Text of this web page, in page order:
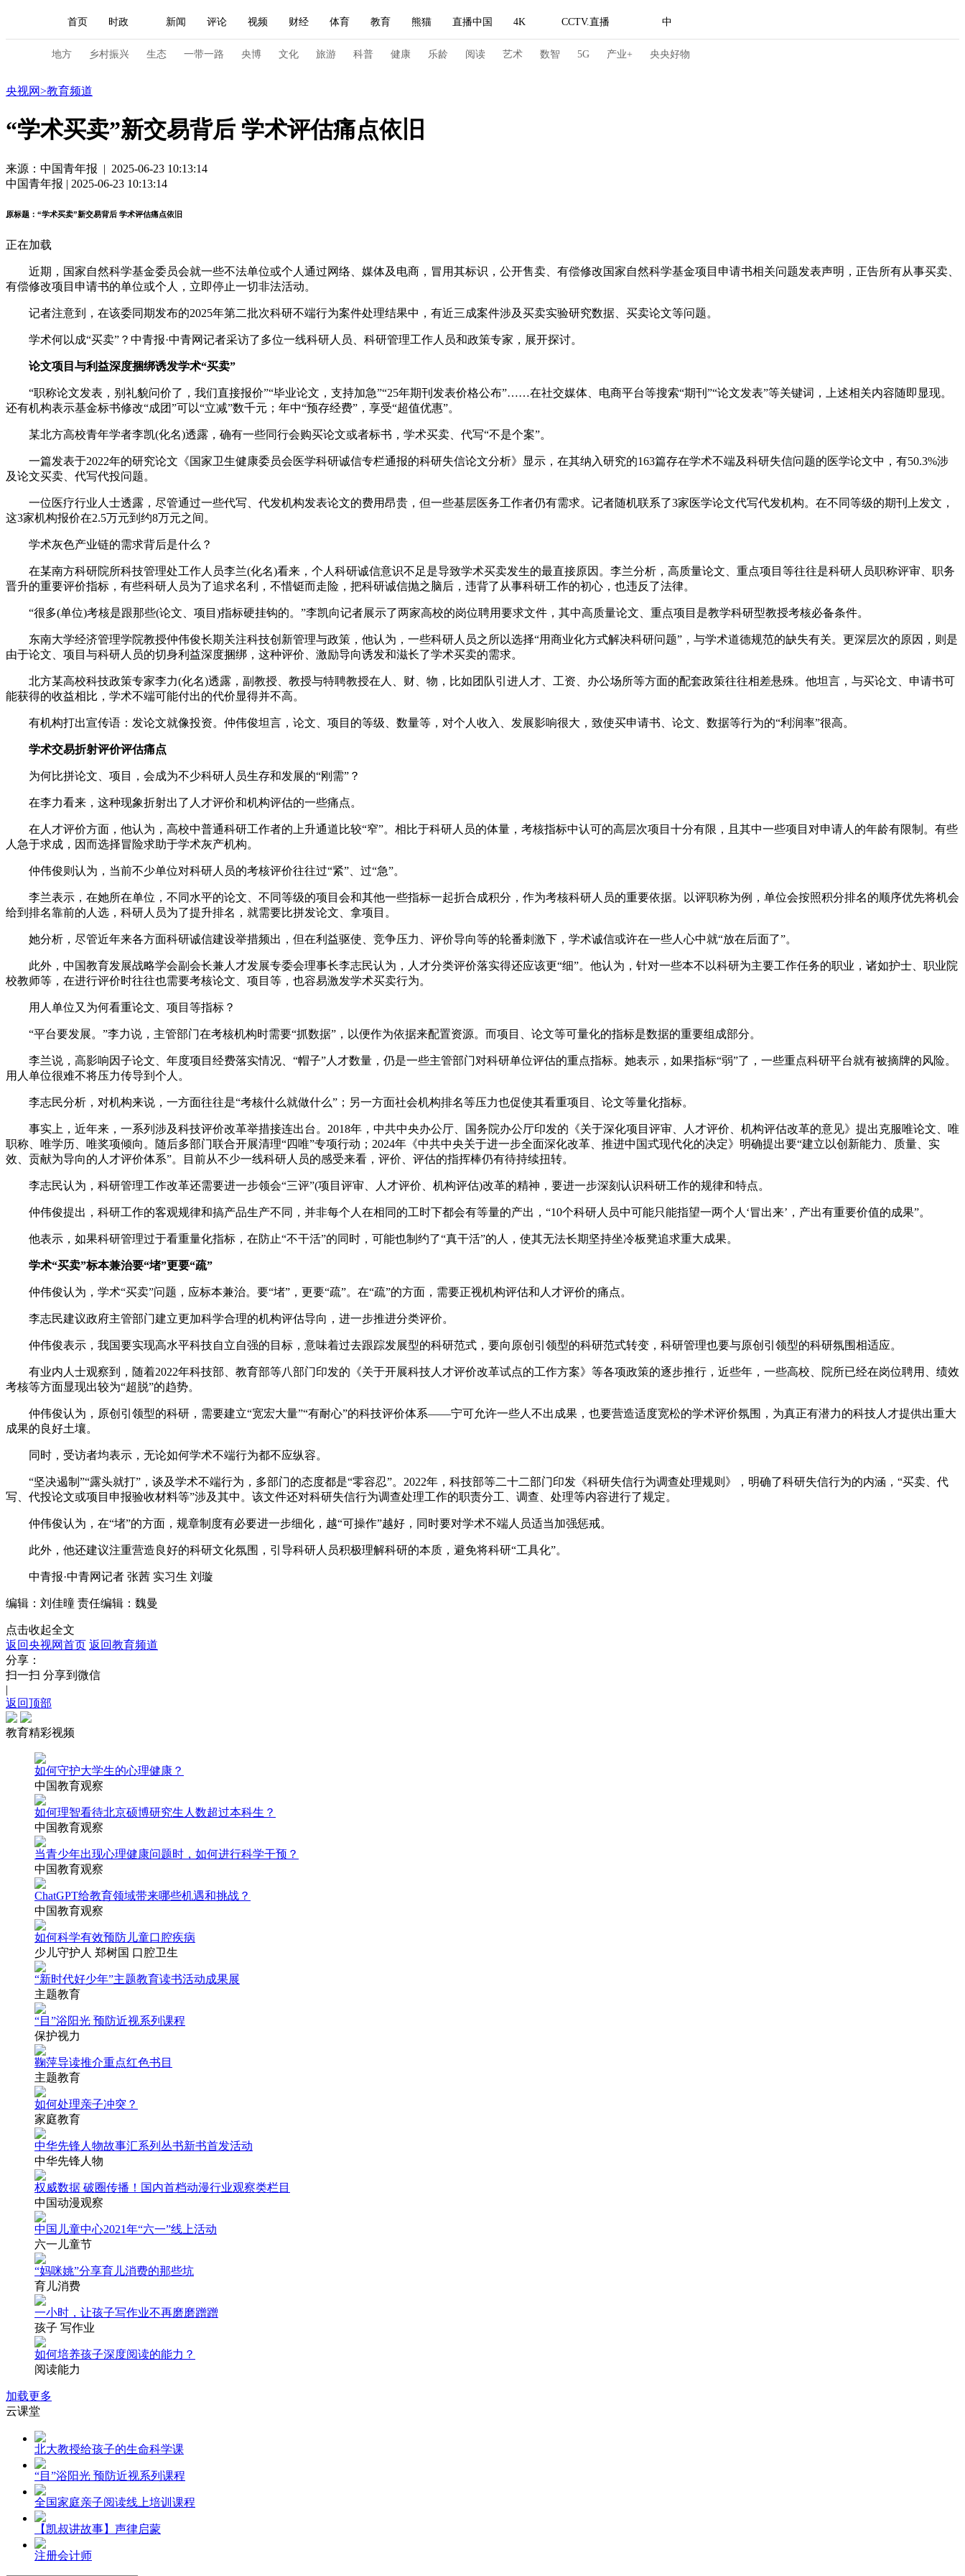
首页 时政 新闻 评论 视频 财经 体育 教育 熊猫 直播中国 4K CCTV.直播 中
人民领袖习近平 中国领导人 央视快评 习式妙语 热解读 天天学习
直播 栏目大全 节目单 听音 微视频 主持人 下载央视影音
海外频道 iPanda English Монгол
地方 乡村振兴 生态 一带一路 央博 文化 旅游 科普 健康 乐龄 阅读 艺术 数智 5G 产业+ 央央好物
新闻 国内 国际 评论
人民领袖习近平
体育 直播 竞猜 2026年世界杯 2026年冬奥会
VIP会员 CCTV奥林匹克频道 生活体育大会 体育江湖 文化体育 冰雪道路 足球道路
财经 教育 乡村振兴 生态环境 一带一路 央博 非遗 文化 旅游 科普 健康
大国智造 大国展会 大国保险
CCTV.节目官网 直播 节目单 栏目 片库 热播榜 总台企业白名单
央视网>教育频道
“学术买卖”新交易背后 学术评估痛点依旧
来源：中国青年报 | 2025-06-23 10:13:14
中国青年报 | 2025-06-23 10:13:14
原标题：“学术买卖”新交易背后 学术评估痛点依旧
正在加载
近期，国家自然科学基金委员会就一些不法单位或个人通过网络、媒体及电商，冒用其标识，公开售卖、有偿修改国家自然科学基金项目申请书相关问题发表声明，正告所有从事买卖、
有偿修改项目申请书的单位或个人，立即停止一切非法活动。
记者注意到，在该委同期发布的2025年第二批次科研不端行为案件处理结果中，有近三成案件涉及买卖实验研究数据、买卖论文等问题。
学术何以成“买卖”？中青报·中青网记者采访了多位一线科研人员、科研管理工作人员和政策专家，展开探讨。
论文项目与利益深度捆绑诱发学术“买卖”
“职称论文发表，别礼貌问价了，我们直接报价”“毕业论文，支持加急”“25年期刊发表价格公布”……在社交媒体、电商平台等搜索“期刊”“论文发表”等关键词，上述相关内容随即显现。
还有机构表示基金标书修改“成团”可以“立减”数千元；年中“预存经费”，享受“超值优惠”。
某北方高校青年学者李凯(化名)透露，确有一些同行会购买论文或者标书，学术买卖、代写“不是个案”。
一篇发表于2022年的研究论文《国家卫生健康委员会医学科研诚信专栏通报的科研失信论文分析》显示，在其纳入研究的163篇存在学术不端及科研失信问题的医学论文中，有50.3%涉
及论文买卖、代写代投问题。
一位医疗行业人士透露，尽管通过一些代写、代发机构发表论文的费用昂贵，但一些基层医务工作者仍有需求。记者随机联系了3家医学论文代写代发机构。在不同等级的期刊上发文，
这3家机构报价在2.5万元到约8万元之间。
学术灰色产业链的需求背后是什么？
在某南方科研院所科技管理处工作人员李兰(化名)看来，个人科研诚信意识不足是导致学术买卖发生的最直接原因。李兰分析，高质量论文、重点项目等往往是科研人员职称评审、职务
晋升的重要评价指标，有些科研人员为了追求名利，不惜铤而走险，把科研诚信抛之脑后，违背了从事科研工作的初心，也违反了法律。
“很多(单位)考核是跟那些(论文、项目)指标硬挂钩的。”李凯向记者展示了两家高校的岗位聘用要求文件，其中高质量论文、重点项目是教学科研型教授考核必备条件。
东南大学经济管理学院教授仲伟俊长期关注科技创新管理与政策，他认为，一些科研人员之所以选择“用商业化方式解决科研问题”，与学术道德规范的缺失有关。更深层次的原因，则是
由于论文、项目与科研人员的切身利益深度捆绑，这种评价、激励导向诱发和滋长了学术买卖的需求。
北方某高校科技政策专家李力(化名)透露，副教授、教授与特聘教授在人、财、物，比如团队引进人才、工资、办公场所等方面的配套政策往往相差悬殊。他坦言，与买论文、申请书可
能获得的收益相比，学术不端可能付出的代价显得并不高。
有机构打出宣传语：发论文就像投资。仲伟俊坦言，论文、项目的等级、数量等，对个人收入、发展影响很大，致使买申请书、论文、数据等行为的“利润率”很高。
学术交易折射评价评估痛点
为何比拼论文、项目，会成为不少科研人员生存和发展的“刚需”？
在李力看来，这种现象折射出了人才评价和机构评估的一些痛点。
在人才评价方面，他认为，高校中普通科研工作者的上升通道比较“窄”。相比于科研人员的体量，考核指标中认可的高层次项目十分有限，且其中一些项目对申请人的年龄有限制。有些
人急于求成，因而选择冒险求助于学术灰产机构。
仲伟俊则认为，当前不少单位对科研人员的考核评价往往过“紧”、过“急”。
李兰表示，在她所在单位，不同水平的论文、不同等级的项目会和其他一些指标一起折合成积分，作为考核科研人员的重要依据。以评职称为例，单位会按照积分排名的顺序优先将机会
给到排名靠前的人选，科研人员为了提升排名，就需要比拼发论文、拿项目。
她分析，尽管近年来各方面科研诚信建设举措频出，但在利益驱使、竞争压力、评价导向等的轮番刺激下，学术诚信或许在一些人心中就“放在后面了”。
此外，中国教育发展战略学会副会长兼人才发展专委会理事长李志民认为，人才分类评价落实得还应该更“细”。他认为，针对一些本不以科研为主要工作任务的职业，诸如护士、职业院
校教师等，在进行评价时往往也需要考核论文、项目等，也容易激发学术买卖行为。
用人单位又为何看重论文、项目等指标？
“平台要发展。”李力说，主管部门在考核机构时需要“抓数据”，以便作为依据来配置资源。而项目、论文等可量化的指标是数据的重要组成部分。
李兰说，高影响因子论文、年度项目经费落实情况、“帽子”人才数量，仍是一些主管部门对科研单位评估的重点指标。她表示，如果指标“弱”了，一些重点科研平台就有被摘牌的风险。
用人单位很难不将压力传导到个人。
李志民分析，对机构来说，一方面往往是“考核什么就做什么”；另一方面社会机构排名等压力也促使其看重项目、论文等量化指标。
事实上，近年来，一系列涉及科技评价改革举措接连出台。2018年，中共中央办公厅、国务院办公厅印发的《关于深化项目评审、人才评价、机构评估改革的意见》提出克服唯论文、唯
职称、唯学历、唯奖项倾向。随后多部门联合开展清理“四唯”专项行动；2024年《中共中央关于进一步全面深化改革、推进中国式现代化的决定》明确提出要“建立以创新能力、质量、实
效、贡献为导向的人才评价体系”。目前从不少一线科研人员的感受来看，评价、评估的指挥棒仍有待持续扭转。
李志民认为，科研管理工作改革还需要进一步领会“三评”(项目评审、人才评价、机构评估)改革的精神，要进一步深刻认识科研工作的规律和特点。
仲伟俊提出，科研工作的客观规律和搞产品生产不同，并非每个人在相同的工时下都会有等量的产出，“10个科研人员中可能只能指望一两个人‘冒出来’，产出有重要价值的成果”。
他表示，如果科研管理过于看重量化指标，在防止“不干活”的同时，可能也制约了“真干活”的人，使其无法长期坚持坐冷板凳追求重大成果。
学术“买卖”标本兼治要“堵”更要“疏”
仲伟俊认为，学术“买卖”问题，应标本兼治。要“堵”，更要“疏”。在“疏”的方面，需要正视机构评估和人才评价的痛点。
李志民建议政府主管部门建立更加科学合理的机构评估导向，进一步推进分类评价。
仲伟俊表示，我国要实现高水平科技自立自强的目标，意味着过去跟踪发展型的科研范式，要向原创引领型的科研范式转变，科研管理也要与原创引领型的科研氛围相适应。
有业内人士观察到，随着2022年科技部、教育部等八部门印发的《关于开展科技人才评价改革试点的工作方案》等各项政策的逐步推行，近些年，一些高校、院所已经在岗位聘用、绩效
考核等方面显现出较为“超脱”的趋势。
仲伟俊认为，原创引领型的科研，需要建立“宽宏大量”“有耐心”的科技评价体系——宁可允许一些人不出成果，也要营造适度宽松的学术评价氛围，为真正有潜力的科技人才提供出重大
成果的良好土壤。
同时，受访者均表示，无论如何学术不端行为都不应纵容。
“坚决遏制”“露头就打”，谈及学术不端行为，多部门的态度都是“零容忍”。2022年，科技部等二十二部门印发《科研失信行为调查处理规则》，明确了科研失信行为的内涵，“买卖、代
写、代投论文或项目申报验收材料等”涉及其中。该文件还对科研失信行为调查处理工作的职责分工、调查、处理等内容进行了规定。
仲伟俊认为，在“堵”的方面，规章制度有必要进一步细化，越“可操作”越好，同时要对学术不端人员适当加强惩戒。
此外，他还建议注重营造良好的科研文化氛围，引导科研人员积极理解科研的本质，避免将科研“工具化”。
中青报·中青网记者 张茜 实习生 刘璇
编辑：刘佳曈 责任编辑：魏曼
点击收起全文
返回央视网首页 返回教育频道
分享：
扫一扫 分享到微信
|
返回顶部
教育精彩视频
如何守护大学生的心理健康？
中国教育观察
如何理智看待北京硕博研究生人数超过本科生？
中国教育观察
当青少年出现心理健康问题时，如何进行科学干预？
中国教育观察
ChatGPT给教育领域带来哪些机遇和挑战？
中国教育观察
如何科学有效预防儿童口腔疾病
少儿守护人 郑树国 口腔卫生
“新时代好少年”主题教育读书活动成果展
主题教育
“目”浴阳光 预防近视系列课程
保护视力
鞠萍导读推介重点红色书目
主题教育
如何处理亲子冲突？
家庭教育
中华先锋人物故事汇系列丛书新书首发活动
中华先锋人物
权威数据 破圈传播！国内首档动漫行业观察类栏目
中国动漫观察
中国儿童中心2021年“六一”线上活动
六一儿童节
“妈咪姚”分享育儿消费的那些坑
育儿消费
一小时，让孩子写作业不再磨磨蹭蹭
孩子 写作业
如何培养孩子深度阅读的能力？
阅读能力
加载更多
云课堂
北大教授给孩子的生命科学课
“目”浴阳光 预防近视系列课程
全国家庭亲子阅读线上培训课程
【凯叔讲故事】声律启蒙
注册会计师